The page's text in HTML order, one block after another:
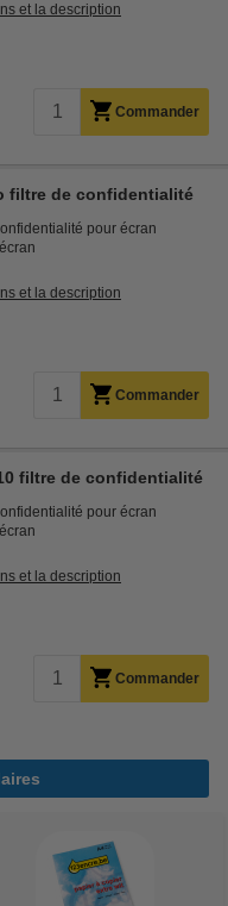
et la description
Commander
filtre de confidentialité
pour écran
écran
et la description
Commander
filtre de confidentialité
pour écran
écran
et la description
Commander